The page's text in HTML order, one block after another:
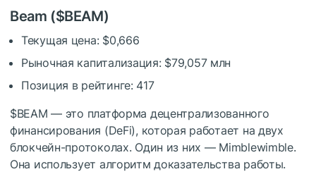
Beam ($BEAM)
Текущая цена: $0,666
Рыночная капитализация: $79,057 млн
Позиция в рейтинге: 417
$BEAM — это платформа децентрализованного
финансирования (DeFi), которая работает на двух
блокчейн-протоколах. Один из них — Mimblewimble.
Она использует алгоритм доказательства работы.